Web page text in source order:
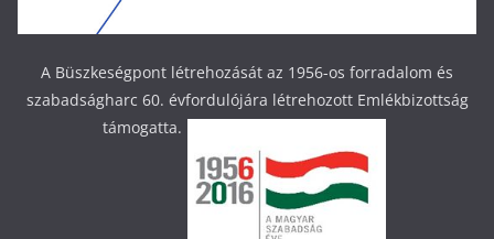
A Büszkeségpont létrehozását az 1956-os forradalom és
szabadságharc 60. évfordulójára létrehozott Emlékbizottság
támogatta.